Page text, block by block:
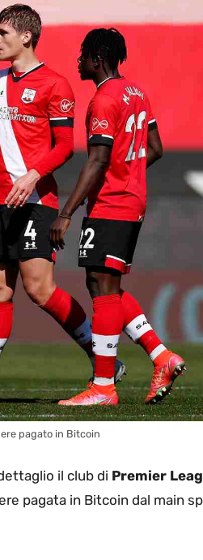
pagato in Bitcoin
il club di Premier
pagata in Bitcoin dal main